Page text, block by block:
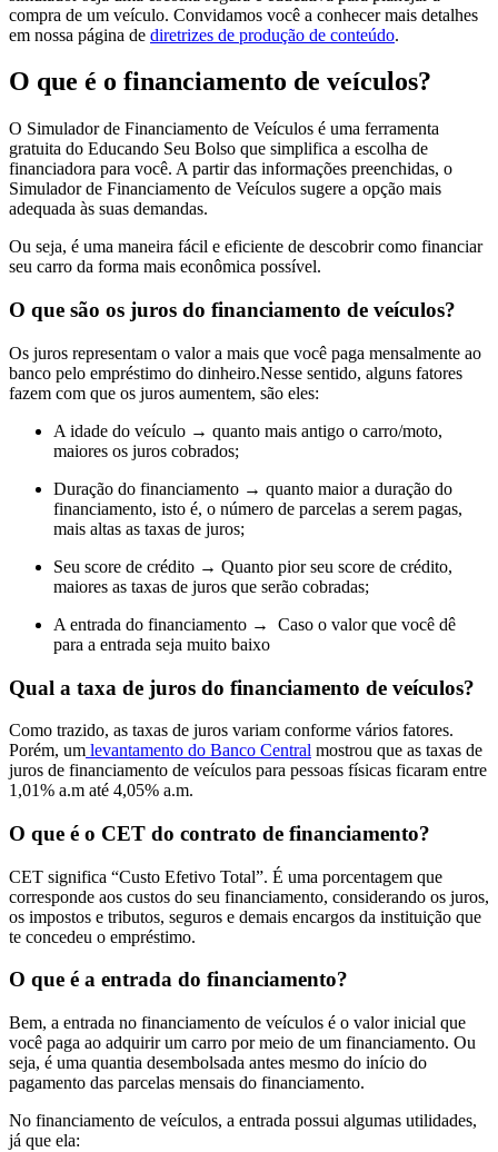
compra de um veículo. Convidamos você a conhecer mais detalhes
em nossa página de diretrizes de produção de conteúdo.
O que é o financiamento de veículos?
O Simulador de Financiamento de Veículos é uma ferramenta
gratuita do Educando Seu Bolso que simplifica a escolha de
financiadora para você. A partir das informações preenchidas, o
Simulador de Financiamento de Veículos sugere a opção mais
adequada às suas demandas.
Ou seja, é uma maneira fácil e eficiente de descobrir como financiar
seu carro da forma mais econômica possível.
O que são os juros do financiamento de veículos?
Os juros representam o valor a mais que você paga mensalmente ao
banco pelo empréstimo do dinheiro.Nesse sentido, alguns fatores
fazem com que os juros aumentem, são eles:
A idade do veículo → quanto mais antigo o carro/moto,
maiores os juros cobrados;
Duração do financiamento → quanto maior a duração do
financiamento, isto é, o número de parcelas a serem pagas,
mais altas as taxas de juros;
Seu score de crédito → Quanto pior seu score de crédito,
maiores as taxas de juros que serão cobradas;
A entrada do financiamento → Caso o valor que você dê
para a entrada seja muito baixo
Qual a taxa de juros do financiamento de veículos?
Como trazido, as taxas de juros variam conforme vários fatores.
Porém, um levantamento do Banco Central mostrou que as taxas de
juros de financiamento de veículos para pessoas físicas ficaram entre
1,01% a.m até 4,05% a.m.
O que é o CET do contrato de financiamento?
CET significa “Custo Efetivo Total”. É uma porcentagem que
corresponde aos custos do seu financiamento, considerando os juros,
os impostos e tributos, seguros e demais encargos da instituição que
te concedeu o empréstimo.
O que é a entrada do financiamento?
Bem, a entrada no financiamento de veículos é o valor inicial que
você paga ao adquirir um carro por meio de um financiamento. Ou
seja, é uma quantia desembolsada antes mesmo do início do
pagamento das parcelas mensais do financiamento.
No financiamento de veículos, a entrada possui algumas utilidades,
já que ela: